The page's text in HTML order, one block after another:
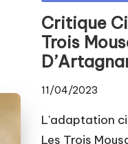
Critique
Trois
11/04/2023
L'adaptation
Les Trois